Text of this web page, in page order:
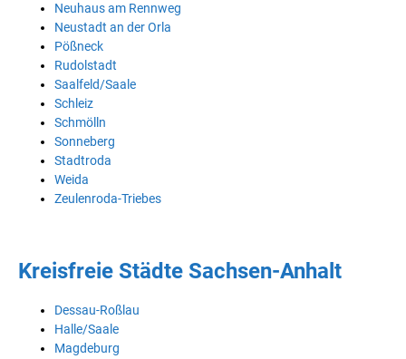
Neuhaus am Rennweg
Neustadt an der Orla
Pößneck
Rudolstadt
Saalfeld/Saale
Schleiz
Schmölln
Sonneberg
Stadtroda
Weida
Zeulenroda-Triebes
Kreisfreie Städte Sachsen-Anhalt
Dessau-Roßlau
Halle/Saale
Magdeburg